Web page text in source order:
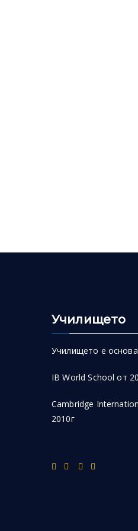
Училището
Училището е
IB World School от
Cambridge
2010г